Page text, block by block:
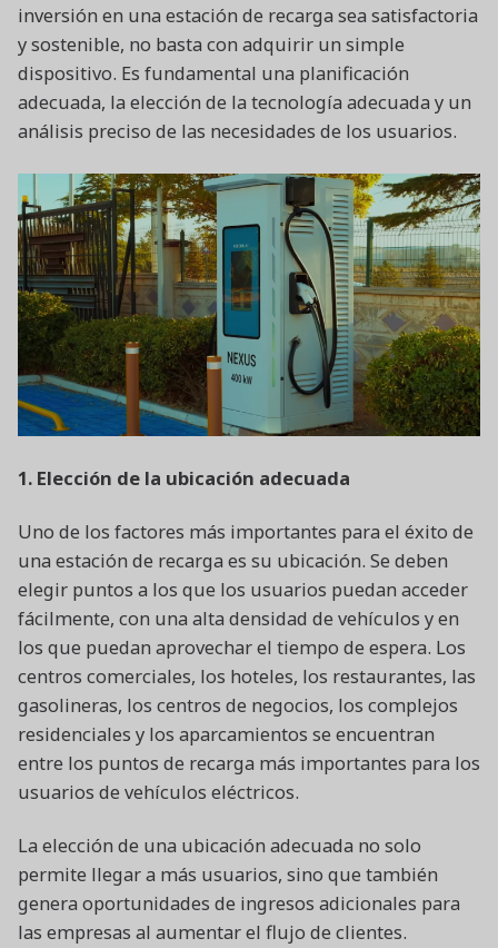
inversión en una estación de recarga sea satisfactoria
y sostenible, no basta con adquirir un simple
dispositivo. Es fundamental una planificación
adecuada, la elección de la tecnología adecuada y un
análisis preciso de las necesidades de los usuarios.
1. Elección de la ubicación adecuada
Uno de los factores más importantes para el éxito de
una estación de recarga es su ubicación. Se deben
elegir puntos a los que los usuarios puedan acceder
fácilmente, con una alta densidad de vehículos y en
los que puedan aprovechar el tiempo de espera. Los
centros comerciales, los hoteles, los restaurantes, las
gasolineras, los centros de negocios, los complejos
residenciales y los aparcamientos se encuentran
entre los puntos de recarga más importantes para los
usuarios de vehículos eléctricos.
La elección de una ubicación adecuada no solo
permite llegar a más usuarios, sino que también
genera oportunidades de ingresos adicionales para
las empresas al aumentar el flujo de clientes.